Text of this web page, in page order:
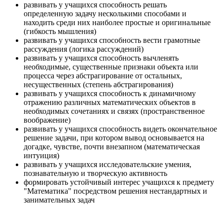
развивать у учащихся способность решать
определенную задачу несколькими способами и
находить среди них наиболее простые и оригинальные
(гибкость мышления)
развивать у учащихся способность вести грамотные
рассуждения (логика рассуждений)
развивать у учащихся способность вычленять
необходимые, существенные признаки объекта или
процесса через абстрагирование от остальных,
несущественных (степень абстрагирования)
развивать у учащихся способность к динамичному
отражению различных математических объектов в
необходимых сочетаниях и связях (пространственное
воображение)
развивать у учащихся способность видеть окончательное
решение задачи, при котором вывод основывается на
догадке, чувстве, почти внезапном (математическая
интуиция)
развивать у учащихся исследовательские умения,
познавательную и творческую активность
формировать устойчивый интерес учащихся к предмету
"Математика" посредством решения нестандартных и
занимательных задач